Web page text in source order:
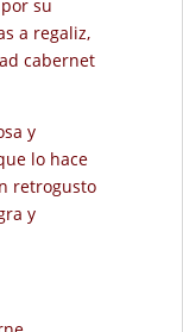
su
a regaliz,
cabernet
y
lo hace
retrogusto
y